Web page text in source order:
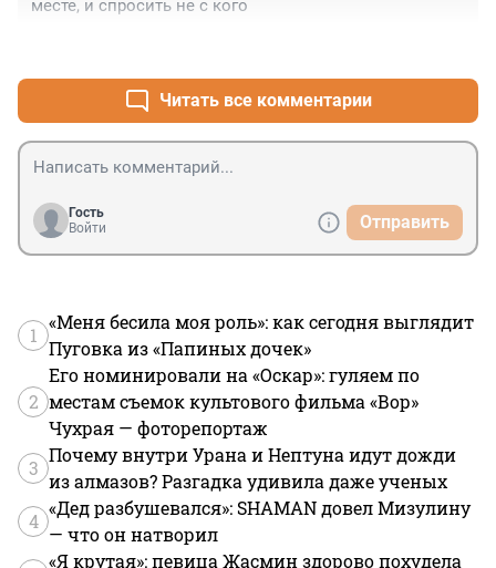
месте, и спросить не с кого
Читать все комментарии
Гость
Войти
Отправить
1
«Меня бесила моя роль»: как сегодня выглядит
Пуговка из «Папиных дочек»
2
Его номинировали на «Оскар»: гуляем по
местам съемок культового фильма «Вор»
Чухрая — фоторепортаж
3
Почему внутри Урана и Нептуна идут дожди
из алмазов? Разгадка удивила даже ученых
4
«Дед разбушевался»: SHAMAN довел Мизулину
— что он натворил
«Я крутая»: певица Жасмин здорово похудела